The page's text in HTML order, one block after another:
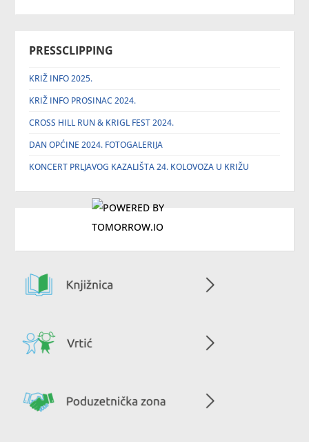
PRESSCLIPPING
KRIŽ INFO 2025.
KRIŽ INFO PROSINAC 2024.
CROSS HILL RUN & KRIGL FEST 2024.
DAN OPĆINE 2024. FOTOGALERIJA
KONCERT PRLJAVOG KAZALIŠTA 24. KOLOVOZA U KRIŽU